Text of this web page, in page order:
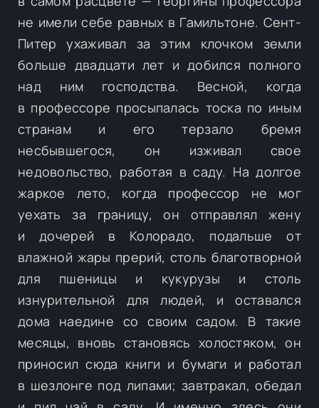
не имели себе равных в Гамильтоне. Сент-
Питер ухаживал за этим клочком земли
больше двадцати лет и добился полного
над ним господства. Весной, когда
в профессоре просыпалась тоска по иным
странам и его терзало бремя
несбывшегося, он изживал свое
недовольство, работая в саду. На долгое
жаркое лето, когда профессор не мог
уехать за границу, он отправлял жену
и дочерей в Колорадо, подальше от
влажной жары прерий, столь благотворной
для пшеницы и кукурузы и столь
изнурительной для людей, и оставался
дома наедине со своим садом. В такие
месяцы, вновь становясь холостяком, он
приносил сюда книги и бумаги и работал
в шезлонге под липами; завтракал, обедал